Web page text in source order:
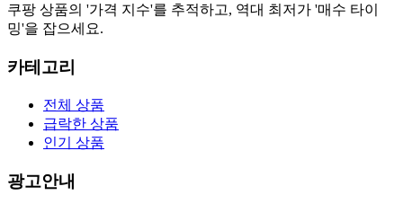
쿠팡 상품의 '가격 지수'를 추적하고, 역대 최저가 '매수 타이
밍'을 잡으세요.
카테고리
전체 상품
급락한 상품
인기 상품
광고안내